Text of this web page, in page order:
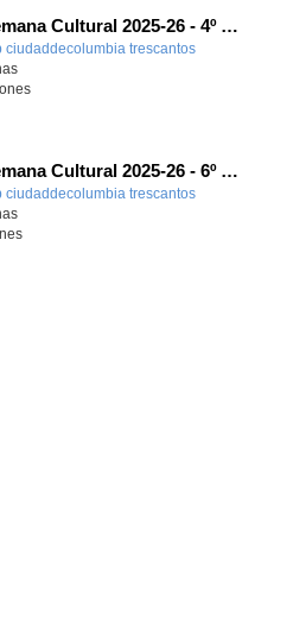
Festival Semana Cultural 2025-26 - 4º de Primaria
ciudaddecolumbia trescantos-
Festival Semana Cultural 2025-26 - 6º de Primaria
ciudaddecolumbia trescantos-